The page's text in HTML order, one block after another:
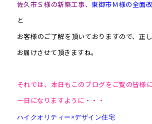
佐久市Ｓ様の新築工事、 東御市Ｍ様の全面
と
お客様のご了解を頂いておりますので、正
お届けさせて頂きますね。
それでは、本日もこのブログをご覧の皆様
一日になりますように・・・
ハイクオリティー×デザイン住宅